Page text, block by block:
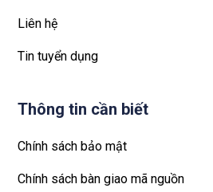
Liên hệ
Tin tuyển dụng
Thông tin cần biết
Chính sách bảo mật
Chính sách bàn giao mã nguồn